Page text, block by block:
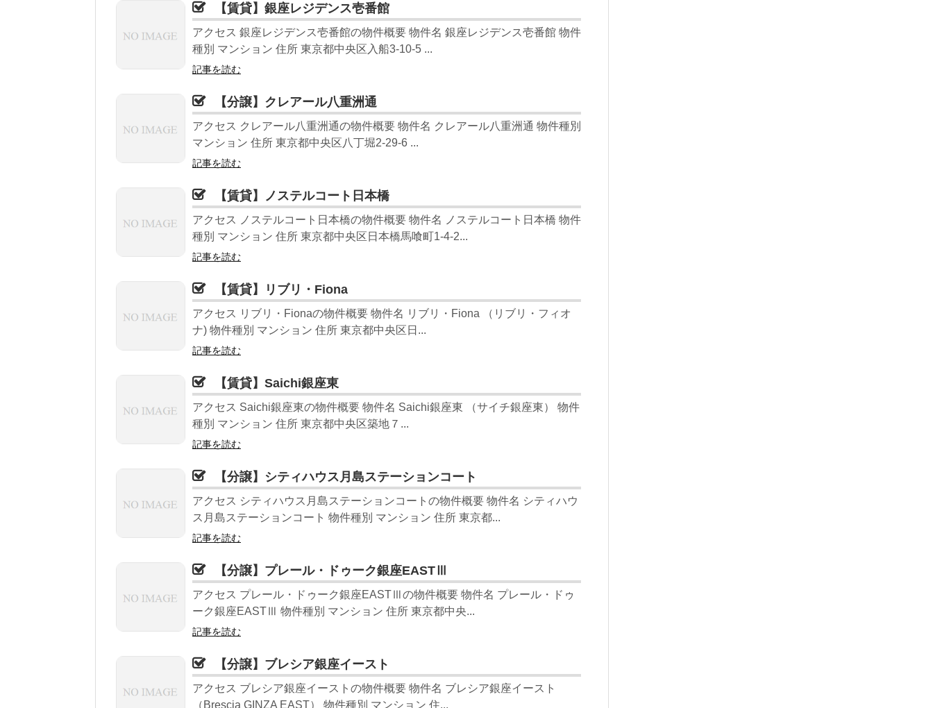
【賃貸】銀座レジデンス壱番館
アクセス 銀座レジデンス壱番館の物件概要 物件名 銀座レジデンス壱番館 物件
種別 マンション 住所 東京都中央区入船3-10-5 ...
記事を読む
【分譲】クレアール八重洲通
アクセス クレアール八重洲通の物件概要 物件名 クレアール八重洲通 物件種別
マンション 住所 東京都中央区八丁堀2-29-6 ...
記事を読む
【賃貸】ノステルコート日本橋
アクセス ノステルコート日本橋の物件概要 物件名 ノステルコート日本橋 物件
種別 マンション 住所 東京都中央区日本橋馬喰町1-4-2...
記事を読む
【賃貸】リブリ・Fiona
アクセス リブリ・Fionaの物件概要 物件名 リブリ・Fiona （リブリ・フィオ
ナ) 物件種別 マンション 住所 東京都中央区日...
記事を読む
【賃貸】Saichi銀座東
アクセス Saichi銀座東の物件概要 物件名 Saichi銀座東 （サイチ銀座東） 物件
種別 マンション 住所 東京都中央区築地７...
記事を読む
【分譲】シティハウス月島ステーションコート
アクセス シティハウス月島ステーションコートの物件概要 物件名 シティハウ
ス月島ステーションコート 物件種別 マンション 住所 東京都...
記事を読む
【分譲】プレール・ドゥーク銀座EASTⅢ
アクセス プレール・ドゥーク銀座EASTⅢの物件概要 物件名 プレール・ドゥ
ーク銀座EASTⅢ 物件種別 マンション 住所 東京都中央...
記事を読む
【分譲】ブレシア銀座イースト
アクセス ブレシア銀座イーストの物件概要 物件名 ブレシア銀座イースト
（Brescia GINZA EAST） 物件種別 マンション 住...